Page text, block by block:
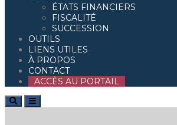
ÉTATS FINANCIERS
FISCALITÉ
SUCCESSION
OUTILS
LIENS UTILES
À PROPOS
CONTACT
ACCÈS AU PORTAIL
SearchToggle
navigation